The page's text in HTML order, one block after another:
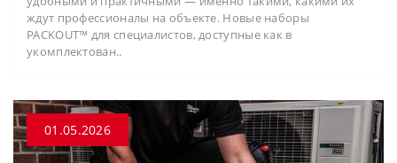
ждут профессионалы на объекте. Новые наборы
PACKOUT™ для специалистов, доступные как в
укомплектован..
01.05.2026